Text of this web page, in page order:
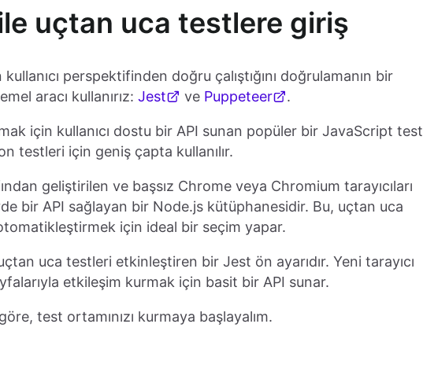
uçtan uca testlere giriş
perspektifinden doğru çalıştığını doğrulamanın bir
aracı kullanırız: Jest ve Puppeteer .
için kullanıcı dostu bir API sunan popüler bir JavaScript test
testleri için geniş çapta kullanılır.
geliştirilen ve başsız Chrome veya Chromium tarayıcıları
bir API sağlayan bir Node.js kütüphanesidir. Bu, uçtan uca
için ideal bir seçim yapar.
uca testleri etkinleştiren bir Jest ön ayarıdır. Yeni tarayıcı
etkileşim kurmak için basit bir API sunar.
test ortamınızı kurmaya başlayalım.